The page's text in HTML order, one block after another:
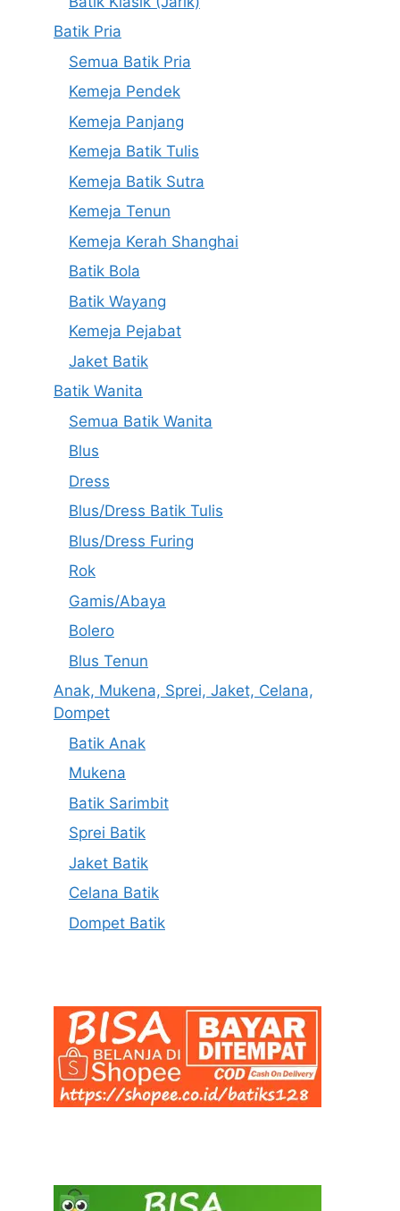
Batik Pria
Semua Batik Pria
Kemeja Pendek
Kemeja Panjang
Kemeja Batik Tulis
Kemeja Batik Sutra
Kemeja Tenun
Kemeja Kerah Shanghai
Batik Bola
Batik Wayang
Kemeja Pejabat
Jaket Batik
Batik Wanita
Semua Batik Wanita
Blus
Dress
Blus/Dress Batik Tulis
Blus/Dress Furing
Rok
Gamis/Abaya
Bolero
Blus Tenun
Anak, Mukena, Sprei, Jaket, Celana,
Dompet
Batik Anak
Mukena
Batik Sarimbit
Sprei Batik
Jaket Batik
Celana Batik
Dompet Batik